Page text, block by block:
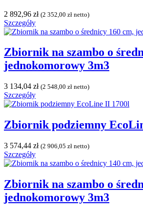
2 892,96 zł (2 352,00 zł netto)
Szczegóły
Zbiornik na szambo o
jednokomorowy 3m3
3 134,04 zł (2 548,00 zł netto)
Szczegóły
Zbiornik podziemny
3 574,44 zł (2 906,05 zł netto)
Szczegóły
Zbiornik na szambo o
jednokomorowy 3m3